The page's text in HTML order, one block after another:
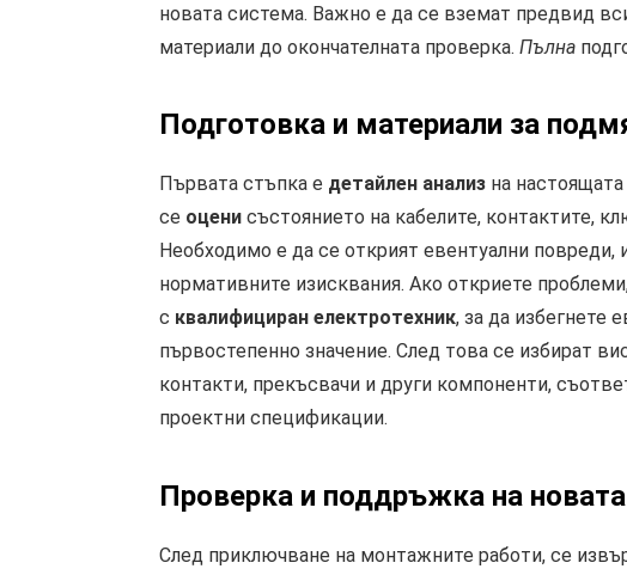
новата система. Важно е да се вземат предвид
материали до окончателната проверка. Пълна
Подготовка и материали за
Първата стъпка е детайлен анализ на
се оцени състоянието на кабелите, контактите,
Необходимо е да се открият евентуални повреди,
нормативните изисквания. Ако откриете
с квалифициран електротехник, за да избегнете
първостепенно значение. След това се избират
контакти, прекъсвачи и други компоненти,
проектни спецификации.
Проверка и поддръжка на
След приключване на монтажните работи, се